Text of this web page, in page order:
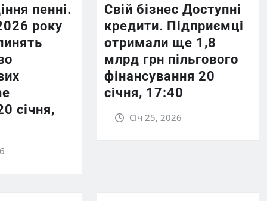
пенні.
року
січня,
Свій бізнес Доступні
кредити. Підприємці
отримали ще 1,8
млрд грн пільгового
фінансування 20
січня, 17:40
Січ 25, 2026